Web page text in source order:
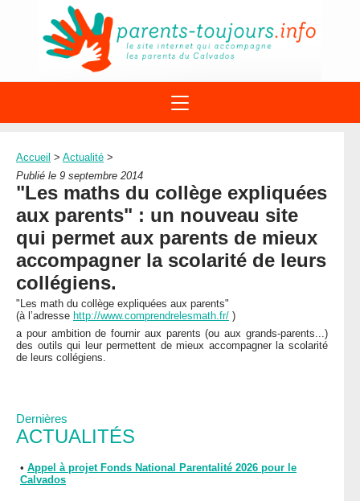
À PROPOS DU REAAP
1ÈRE VISITE
ACTUALITÉ
AGENDA
DISPOSITIFS PARENTALITÉ
SITES INTERNET
NUMÉROS VERTS
LEXIQUE
MENTIONS LÉGALES
CONTACT
STRUCTURES
DOCUMENTS
FORMATIONS
Dernières
ACTUALITÉS
• Appel à projet Fonds National Parentalité 2026 pour le
Calvados
Accueil > Actualité >
Publié le 9 septembre 2014
"Les maths du collège expliquées
aux parents" : un nouveau site
qui permet aux parents de mieux
accompagner la scolarité de leurs
collégiens.
"Les math du collège expliquées aux parents"
(à l’adresse http://www.comprendrelesmath.fr/ )
a pour ambition de fournir aux parents (ou aux grands-parents...)
des outils qui leur permettent de mieux accompagner la scolarité
de leurs collégiens.